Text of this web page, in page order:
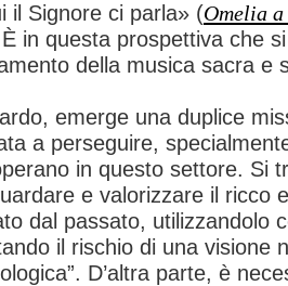
il Signore ci parla» (Omelia
in questa prospettiva che
della musica sacra e
emerge una duplice
a perseguire,
in questo settore. Si
e valorizzare il ricco
dal passato, utilizzandolo
il rischio di una visione
D’altra parte, è